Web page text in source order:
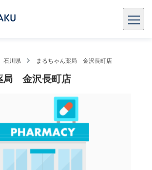
石川県 まるちゃん薬局 金沢長町店
局 金沢長町店